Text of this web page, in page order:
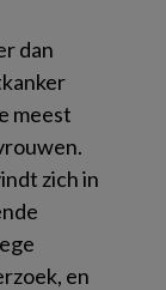
dan
meest
zich in
en